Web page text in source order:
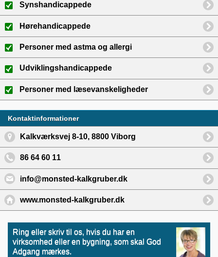
Synshandicappede
Hørehandicappede
Personer med astma og allergi
Udviklingshandicappede
Personer med læsevanskeligheder
Kontaktinformationer
Kalkværksvej 8-10, 8800 Viborg
86 64 60 11
info@monsted-kalkgruber.dk
www.monsted-kalkgruber.dk
Ring eller skriv til os, hvis du har en
virksomhed eller en bygning, som skal God
Adgang mærkes.